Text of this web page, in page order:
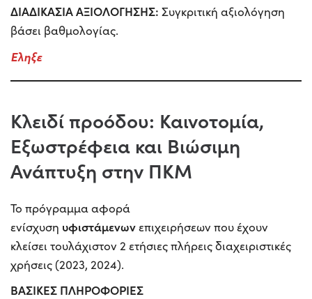
ΔΙΑΔΙΚΑΣΙΑ ΑΞΙΟΛΟΓΗΣΗΣ: Συγκριτική αξιολόγηση
βάσει βαθμολογίας.
Εληξε
Κλειδί προόδου: Καινοτομία,
Εξωστρέφεια και Βιώσιμη
Ανάπτυξη στην ΠΚΜ
Το πρόγραμμα αφορά
ενίσχυση υφιστάμενωνεπιχειρήσεων που έχουν
κλείσει τουλάχιστον 2 ετήσιες πλήρεις διαχειριστικές
χρήσεις (2023, 2024).
ΒΑΣΙΚΕΣ ΠΛΗΡΟΦΟΡΙΕΣ